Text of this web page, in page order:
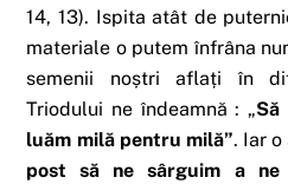
14, 13). Ispita atât de
materiale o putem înfrâna
semenii noștri aflați în
Triodului ne îndeamnă : „Să
luăm milă pentru milă”. Iar o
post să ne sârguim a ne